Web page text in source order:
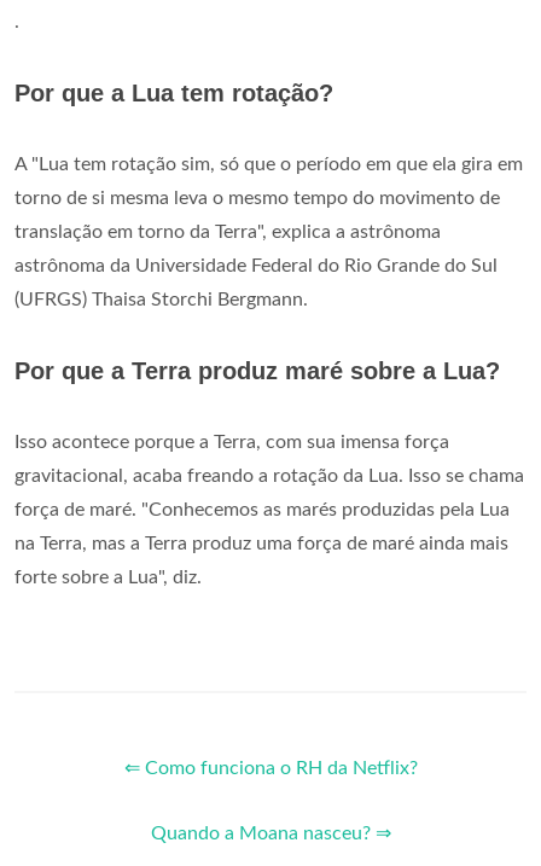
.
Por que a Lua tem rotação?
A "Lua tem rotação sim, só que o período em que ela gira em
torno de si mesma leva o mesmo tempo do movimento de
translação em torno da Terra", explica a astrônoma
astrônoma da Universidade Federal do Rio Grande do Sul
(UFRGS) Thaisa Storchi Bergmann.
Por que a Terra produz maré sobre a Lua?
Isso acontece porque a Terra, com sua imensa força
gravitacional, acaba freando a rotação da Lua. Isso se chama
força de maré. "Conhecemos as marés produzidas pela Lua
na Terra, mas a Terra produz uma força de maré ainda mais
forte sobre a Lua", diz.
⇐ Como funciona o RH da Netflix?
Quando a Moana nasceu? ⇒